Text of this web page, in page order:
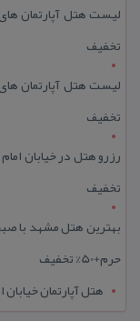
تخفیف
تخفیف
تخفیف
بهترین هتل مشهد با
حرم+50% تخفیف
هتل آپارتمان خیابان امام رضا 1، 2، 3، 5،8